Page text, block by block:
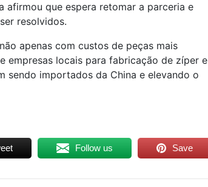
afirmou que espera retomar a parceria e
resolvidos.
apenas com custos de peças mais
empresas locais para fabricação de zíper e
sendo importados da China e elevando o
Follow us Save